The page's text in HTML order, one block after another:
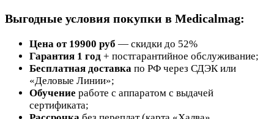
Выгодные условия покупки в Medicalmag:
Цена от 19900 руб — скидки до 52%
Гарантия 1 год + постгарантийное обслуживание;
Бесплатная доставка по РФ через СДЭК или
«Деловые Линии»;
Обучение работе с аппаратом с выдачей
сертификата;